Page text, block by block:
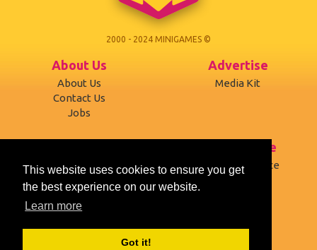
This website uses cookies to ensure you get
the best experience on our website.
Learn more
Got it!
2000 - 2024 MINIGAMES ©
About Us
About Us
Contact Us
Jobs
Advertise
Media Kit
Developers
Affiliates
Mobile version
Terms of use
Terms of Service
Privacy Policy
Social